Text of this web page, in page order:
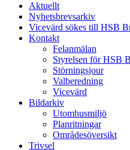
Aktuellt
Nyhetsbrevsarkiv
Vicevärd sökes till HSB
Kontakt
Felanmälan
Styrelsen för HSB
Störningsjour
Valberedning
Vicevärd
Bildarkiv
Utomhusmiljö
Planritningar
Områdesöversikt
Trivsel